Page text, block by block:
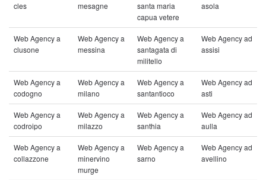
cles
mesagne
santa maria
capua vetere
asola
Web Agency a
clusone
Web Agency a
messina
Web Agency a
santagata di
militello
Web Agency ad
assisi
Web Agency a
codogno
Web Agency a
milano
Web Agency a
santantioco
Web Agency ad
asti
Web Agency a
codroipo
Web Agency a
milazzo
Web Agency a
santhia
Web Agency ad
aulla
Web Agency a
collazzone
Web Agency a
minervino
murge
Web Agency a
sarno
Web Agency ad
avellino